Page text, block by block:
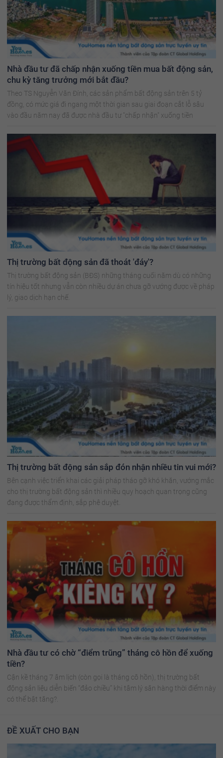
Nhà đầu tư đã chấp nhận xuống tiền mua bất động sản,
chu kỳ tăng trưởng mới bắt đầu?
Theo TS Nguyễn Văn Đính, các sản phẩm bất động sản trên 5 tỷ
đồng, có mức giá đi ngang một thời gian sau giai đoạn cắt lỗ sâu
vào đầu năm nay đã được nhà đầu tư "chấp nhận" xuống tiền
Thị trường bất động sản đã thoát 'đáy'?
Thị trường bất động sản (BĐS) những tháng cuối năm dù có những
tín hiệu tốt nhưng vẫn còn nhiều dự án chưa gỡ vướng được về pháp
lý, giao dịch hạn chế.
Thị trường bất động sản sắp đón nhận nhiều tin vui mới?
Bên cạnh việc triển khai các giải pháp tháo gỡ khó khăn, vướng mắc
cho thị trường bất động sản thì nhiều quy hoạch quan trọng cũng
đang được thẩm định, sắp phê duyệt.
Nhà đầu tư có chờ “điểm trũng” tháng cô hồn để xuống
tiền?
Cận kề tháng 7 âm lịch (còn gọi là tháng cô hồn), thị trường bất
động sản liệu diễn biến “đảo chiều” khi tâm lý săn hàng thời điểm này
có thể bật tăng?.
ĐỀ XUẤT CHO BẠN